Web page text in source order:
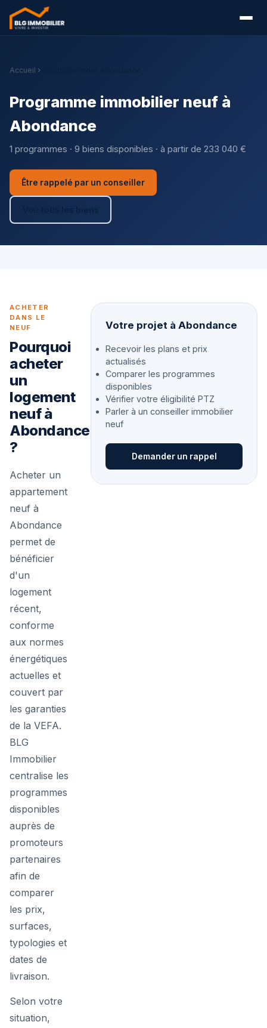
Accueil
Programme immobilier neuf à
Abondance
1 programmes · 9 biens disponibles · à partir de 233 040 €
Être rappelé par un conseiller
Voir tous les biens
ACHETER
DANS LE
NEUF
Pourquoi
acheter
un
logement
neuf à
Abondance
?
Acheter un
appartement
neuf à
Abondance
permet de
bénéficier
d'un
logement
récent,
conforme
aux normes
énergétiques
actuelles et
couvert par
les garanties
de la VEFA.
BLG
Immobilier
centralise les
programmes
disponibles
auprès de
promoteurs
partenaires
afin de
comparer
les prix,
surfaces,
typologies et
dates de
livraison.
Selon votre
situation,
Votre projet à Abondance
Recevoir les plans et prix
actualisés
Comparer les programmes
disponibles
Vérifier votre éligibilité PTZ
Parler à un conseiller immobilier
neuf
Demander un rappel